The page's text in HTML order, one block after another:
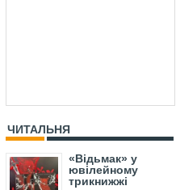
ЧИТАЛЬНЯ
«Відьмак» у
ювілейному
трикнижжі